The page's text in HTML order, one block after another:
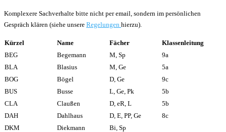
Komplexere Sachverhalte bitte nicht per email, sondern im persönlichen
Gespräch klären (siehe unsere Regelungen hierzu).
Kürzel Name Fächer
Klassenleitung
BEG
Begemann M, Sp
9a
BLA
Blasius M, Ge
5a
BOG
Bögel D, Ge
9c
BUS
Busse L, Ge, Pk
5b
CLA
Claußen D, eR, L
5b
DAH
Dahlhaus D, E, PP, Ge
8c
DKM
Diekmann
Bi, Sp